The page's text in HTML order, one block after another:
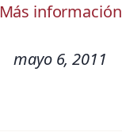
Más información
mayo 6, 2011